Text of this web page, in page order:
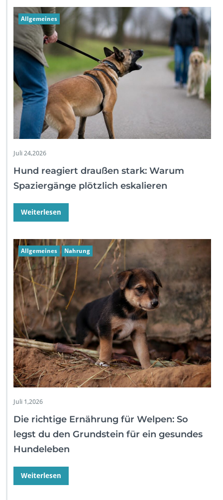
Allgemeines
Juli 24,2026
Hund reagiert draußen stark: Warum
Spaziergänge plötzlich eskalieren
Weiterlesen
Allgemeines Nahrung
Juli 1,2026
Die richtige Ernährung für Welpen: So
legst du den Grundstein für ein gesundes
Hundeleben
Weiterlesen